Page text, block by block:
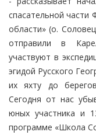
спасательной части
области» (о.
отправили в
участвуют в
эгидой Русского
их яхту до
Сегодня от нас
юных участника и
программе «Школа